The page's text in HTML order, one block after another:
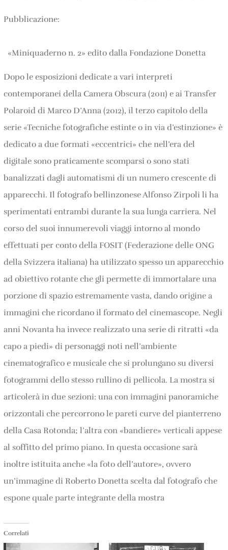
Pubblicazione:
«Miniquaderno n. 2» edito dalla Fondazione Donetta
Dopo le esposizioni dedicate a vari interpreti
contemporanei della Camera Obscura (2011) e ai Transfer
Polaroid di Marco D’Anna (2012), il terzo capitolo della
serie «Tecniche fotografiche estinte o in via d’estinzione» è
dedicato a due formati «eccentrici» che nell’era del
digitale sono praticamente scomparsi o sono stati
banalizzati dagli automatismi di un numero crescente di
apparecchi. Il fotografo bellinzonese Alfonso Zirpoli li ha
sperimentati entrambi durante la sua lunga carriera. Nel
corso del suoi innumerevoli viaggi intorno al mondo
effettuati per conto della FOSIT (Federazione delle ONG
della Svizzera italiana) ha utilizzato spesso un apparecchio
ad obiettivo rotante che gli permette di immortalare una
porzione di spazio estremamente vasta, dando origine a
immagini che ricordano il formato del cinemascope. Negli
anni Novanta ha invece realizzato una serie di ritratti «da
capo a piedi» di personaggi noti nell’ambiente
cinematografico e musicale che si prolungano su diversi
fotogrammi dello stesso rullino di pellicola. La mostra si
articolerà in due sezioni: una con immagini panoramiche
orizzontali che percorrono le pareti curve del pianterreno
della Casa Rotonda; l’altra con «bandiere» verticali appese
al soffitto del primo piano. In questa occasione sarà
inoltre istituita anche «la foto dell’autore», ovvero
un’immagine di Roberto Donetta scelta dal fotografo che
espone quale parte integrante della mostra
Correlati